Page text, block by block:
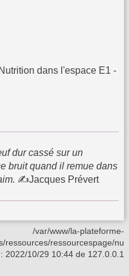
dans l'espace E1 -
dur cassé sur un
bruit quand il remue dans
✍Jacques Prévert
/var/www/la-plateforme-
ressources/ressourcespage/nu
2022/10/29 10:44 de 127.0.0.1